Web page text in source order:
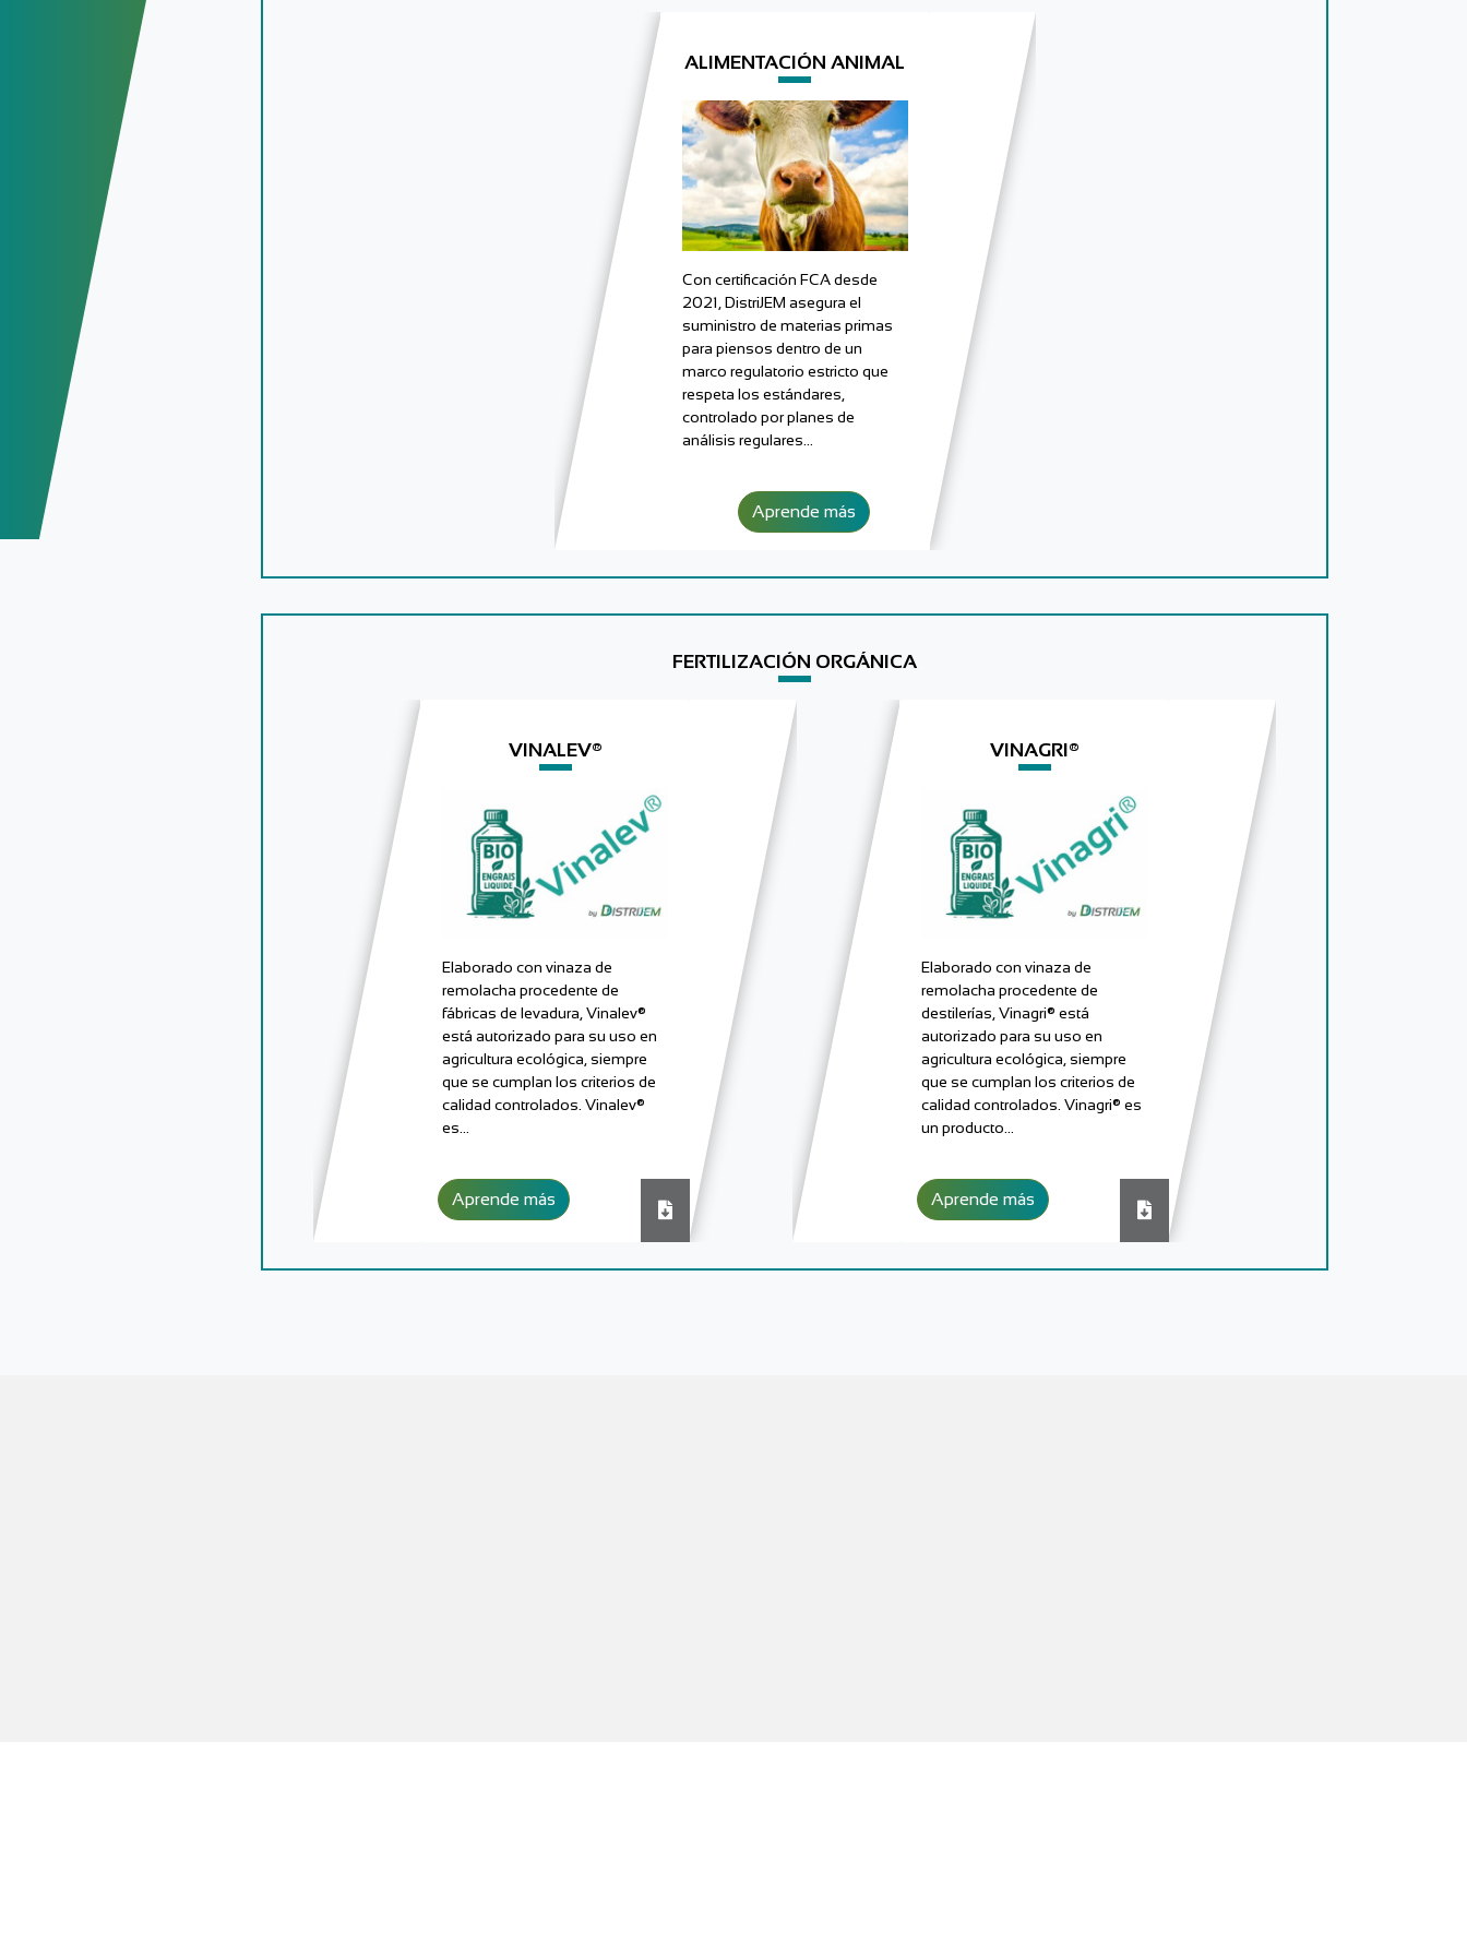
ALIMENTACIÓN ANIMAL
Con certificación FCA desde
2021, DistriJEM asegura el
suministro de materias primas
para piensos dentro de un
marco regulatorio estricto que
respeta los estándares,
controlado por planes de
análisis regulares…
Aprende más
FERTILIZACIÓN ORGÁNICA
VINALEV®
Elaborado con vinaza de
remolacha procedente de
fábricas de levadura, Vinalev®
está autorizado para su uso en
agricultura ecológica, siempre
que se cumplan los criterios de
calidad controlados. Vinalev®
es…
Aprende más Descargar
VINAGRI®
Elaborado con vinaza de
remolacha procedente de
destilerías, Vinagri® está
autorizado para su uso en
agricultura ecológica, siempre
que se cumplan los criterios de
calidad controlados. Vinagri® es
un producto…
Aprende más Descargar